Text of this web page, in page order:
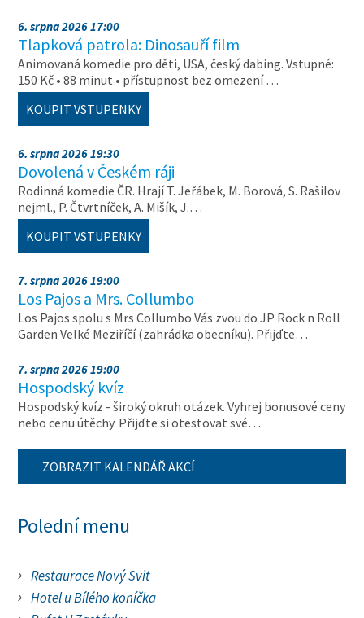
6. srpna 2026 17:00
Tlapková patrola: Dinosauří film
Animovaná komedie pro děti, USA, český dabing. Vstupné:
150 Kč • 88 minut • přístupnost bez omezení …
KOUPIT VSTUPENKY
6. srpna 2026 19:30
Dovolená v Českém ráji
Rodinná komedie ČR. Hrají T. Jeřábek, M. Borová, S. Rašilov
nejml., P. Čtvrtníček, A. Mišík, J.…
KOUPIT VSTUPENKY
7. srpna 2026 19:00
Los Pajos a Mrs. Collumbo
Los Pajos spolu s Mrs Collumbo Vás zvou do JP Rock n Roll
Garden Velké Meziříčí (zahrádka obecníku). Přijďte…
7. srpna 2026 19:00
Hospodský kvíz
Hospodský kvíz - široký okruh otázek. Vyhrej bonusové ceny
nebo cenu útěchy. Přijďte si otestovat své…
ZOBRAZIT KALENDÁŘ AKCÍ
Polední menu
Restaurace Nový Svit
Hotel u Bílého koníčka